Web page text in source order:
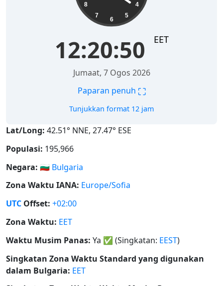
4
5
6
7
8
12:20:51 EET
Jumaat, 7 Ogos 2026
Paparan penuh ⛶
Tunjukkan format 12 jam
Lat/Long: 42.51° NNE, 27.47° ESE
Populasi: 195,966
Negara: 🇧🇬 Bulgaria
Zona Waktu IANA: Europe/Sofia
UTC Offset: +02:00
Zona Waktu: EET
Waktu Musim Panas: Ya ✅ (Singkatan: EEST)
Singkatan Zona Waktu Standard yang digunakan
dalam Bulgaria: EET